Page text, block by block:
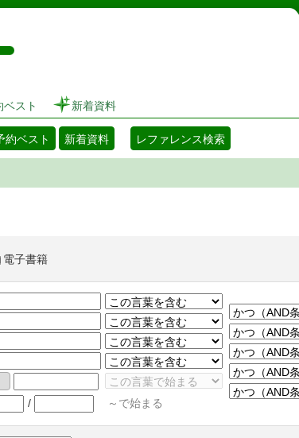
図書館 蔵書検索・予約システム
スト 新着資料
約ベスト 新着資料 レファレンス検索
電子書籍
/ ～で始まる